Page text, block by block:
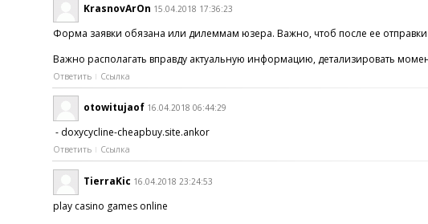
KrasnovArOn 15.04.2018 17:36:23
Форма заявки обязана или дилеммам юзера. Важно, чтоб после ее
Важно располагать вправду актуальную информацию, детализировать
Ответить Ссылка
otowitujaof 16.04.2018 06:44:29
- doxycycline-cheapbuy.site.ankor
Ответить Ссылка
TierraKic 16.04.2018 23:24:53
play casino games online